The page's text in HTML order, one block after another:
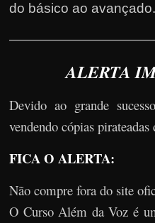
do básico ao avançado.
ALERTA
Devido ao grande
vendendo cópias
FICA O ALERTA:
Não compre fora do site
O Curso Além da Voz é